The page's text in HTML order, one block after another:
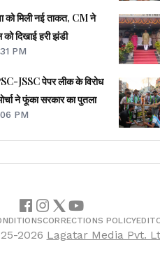
को मिली नई ताकत, CM ने
दिखाई हरी झंडी
PM
JSSC पेपर लीक के विरोध
ने फूंका सरकार का पुतला
PM
CORRECTIONS POLICY
2026 Lagatar Media Pvt.